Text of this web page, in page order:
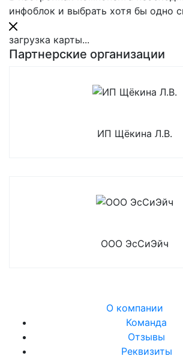
инфоблок и выбрать хотя бы одно
загрузка карты...
Партнерские организации
ИП Щёкина Л.В.
ООО ЭсСиЭйч
О компании
Команда
Отзывы
Реквизиты